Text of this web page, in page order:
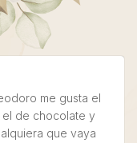
me gusta el
de chocolate y
que vaya